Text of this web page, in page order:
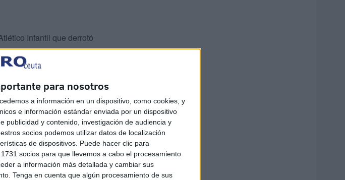
para nosotros
a información en un dispositivo, como cookies, y
e información estándar enviada por un dispositivo
publicidad y contenido, investigación de audiencia y
socios podemos utilizar datos de localización
de dispositivos. Puede hacer clic para
socios para que llevemos a cabo el procesamiento
a información más detallada y cambiar sus
Tenga en cuenta que algún procesamiento de sus
Infantil que derrotó
‘José María Cagigal’
que cayó frente al